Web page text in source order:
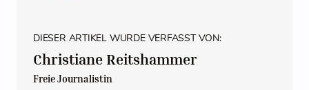
DIESER ARTIKEL WURDE VERFASST VON:
Christiane Reitshammer
Freie Journalistin